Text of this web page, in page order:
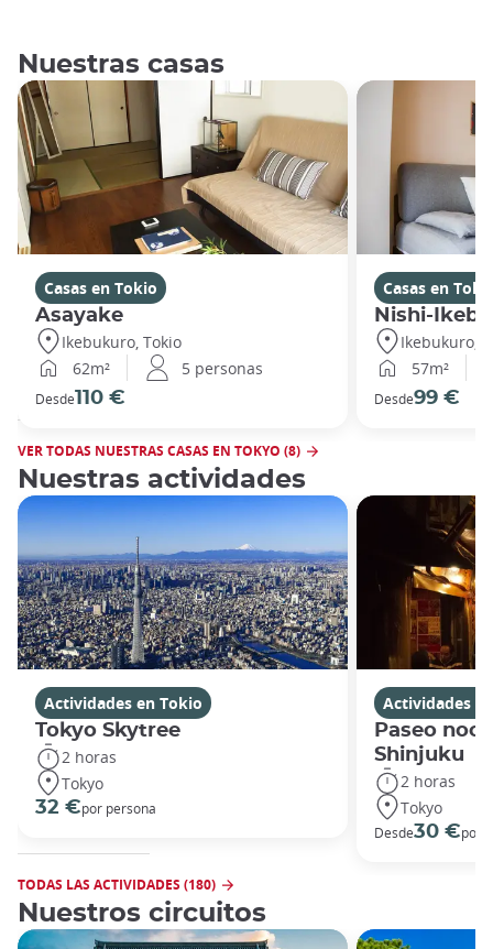
Nuestras casas
Casas en Tokio
Asayake
Ikebukuro, Tokio
62m²
5 personas
Desde110 €
Casas en
Nishi-
Ikebukuro,
57m²
Desde99 €
VER TODAS NUESTRAS CASAS EN TOKYO (8)
Nuestras actividades
Actividades en Tokio
Tokyo Skytree
2 horas
Tokyo
32 €por persona
Actividades
Paseo
Shinjuku
2 horas
Tokyo
Desde30 €por
TODAS LAS ACTIVIDADES (180)
Nuestros circuitos